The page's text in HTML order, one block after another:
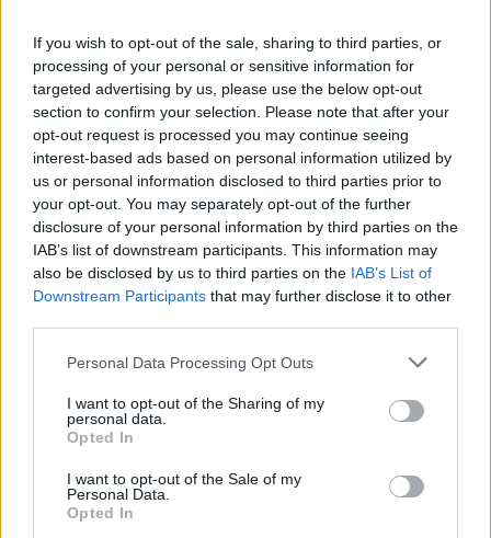
If you wish to opt-out of the sale, sharing to third parties, or
processing of your personal or sensitive information for
targeted advertising by us, please use the below opt-out
section to confirm your selection. Please note that after your
opt-out request is processed you may continue seeing
interest-based ads based on personal information utilized by
us or personal information disclosed to third parties prior to
your opt-out. You may separately opt-out of the further
disclosure of your personal information by third parties on the
IAB’s list of downstream participants. This information may
also be disclosed by us to third parties on the IAB’s List of
Downstream Participants that may further disclose it to other
Please note that this website/app uses one or more Google
not limited to your visit or usage behaviour. You may click to
grant or deny consent to Google and its third-party tags to
use your data for below specified purposes in below Google
consent section.
Personal Data Processing Opt Outs
I want to opt-out of the Sharing of my
personal data.
Opted In
I want to opt-out of the Sale of my
Personal Data.
Opted In
Continua a leggere
NOTIZIE
Governo italiano insiste su neutralità tecnologica per
auto elettriche e ibride